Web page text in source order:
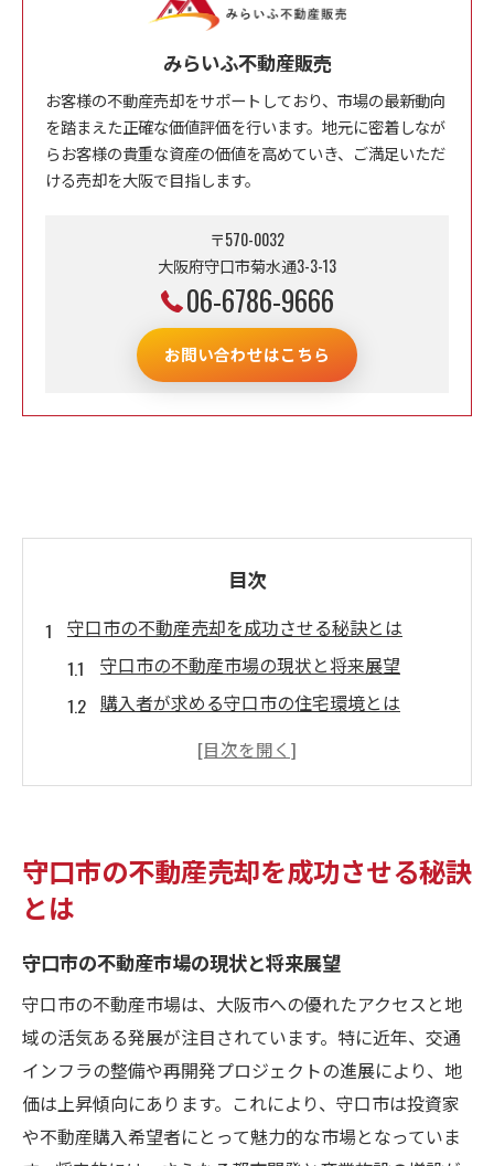
みらいふ不動産販売
お客様の不動産売却をサポートしており、市場の最新動向
を踏まえた正確な価値評価を行います。地元に密着しなが
らお客様の貴重な資産の価値を高めていき、ご満足いただ
ける売却を大阪で目指します。
〒570-0032
大阪府守口市菊水通3-3-13
06-6786-9666
お問い合わせはこちら
目次
守口市の不動産売却を成功させる秘訣とは
守口市の不動産市場の現状と将来展望
購入者が求める守口市の住宅環境とは
市場動向を踏まえた売却タイミングの見極
必要書類と手続きについての詳細ガイド
不動産売却で買取価格を最大化するための基本
ステップ
初めての方でも安心！売却プロセスの流れ
物件の魅力を引き出すためのホームステー
ジング
効果的な宣伝方法で購入者を引き寄せる
査定価格を引き上げるためのリフォーム戦
守口市の不動産売却を成功させる秘訣
とは
守口市の不動産市場の現状と将来展望
守口市の不動産市場は、大阪市への優れたアクセスと地
域の活気ある発展が注目されています。特に近年、交通
インフラの整備や再開発プロジェクトの進展により、地
価は上昇傾向にあります。これにより、守口市は投資家
や不動産購入希望者にとって魅力的な市場となっていま